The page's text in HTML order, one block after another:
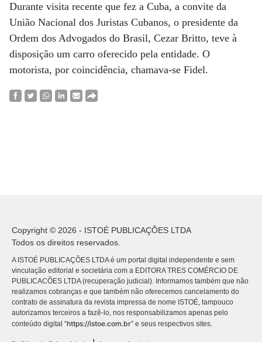
Durante visita recente que fez a Cuba, a convite da
União Nacional dos Juristas Cubanos, o presidente da
Ordem dos Advogados do Brasil, Cezar Britto, teve à
disposição um carro oferecido pela entidade. O
motorista, por coincidência, chamava-se Fidel.
Copyright © 2026 - ISTOÉ PUBLICAÇÕES LTDA
Todos os direitos reservados.
A ISTOÉ PUBLICAÇÕES LTDA é um portal digital independente e sem
vinculação editorial e societária com a EDITORA TRES COMÉRCIO DE
PUBLICACÕES LTDA (recuperação judicial). Informamos também que não
realizamos cobranças e que também não oferecemos cancelamento do
contrato de assinatura da revista impressa de nome ISTOÉ, tampouco
autorizamos terceiros a fazê-lo, nos responsabilizamos apenas pelo
conteúdo digital “https://istoe.com.br” e seus respectivos sites.